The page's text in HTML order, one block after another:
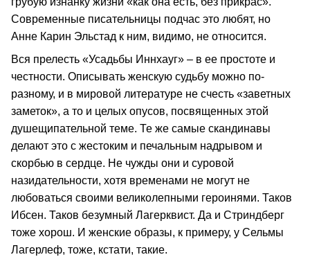
Современные писательницы подчас это любят, но
Анне Карин Эльстад к ним, видимо, не относится.
Вся прелесть «Усадьбы Иннхауг» – в ее простоте и
честности. Описывать женскую судьбу можно по-
разному, и в мировой литературе не счесть «заветных
заметок», а то и целых опусов, посвященных этой
душещипательной теме. Те же самые скандинавы
делают это с жестоким и печальным надрывом и
скорбью в сердце. Не чужды они и суровой
назидательности, хотя временами не могут не
любоваться своими великолепными героинями. Таков
Ибсен. Таков безумный Лагерквист. Да и Стриндберг
тоже хорош. И женские образы, к примеру, у Сельмы
Лагерлеф, тоже, кстати, такие.